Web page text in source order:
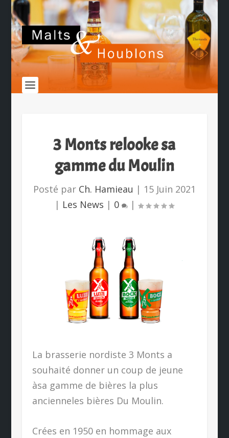
3 Monts relooke sa
gamme du Moulin
Posté par Ch. Hamieau | 15 Juin 2021
| Les News | 0 |
La brasserie nordiste 3 Monts a
souhaité donner un coup de jeune
àsa gamme de bières la plus
ancienneles bières Du Moulin.
Crées en 1950 en hommage aux